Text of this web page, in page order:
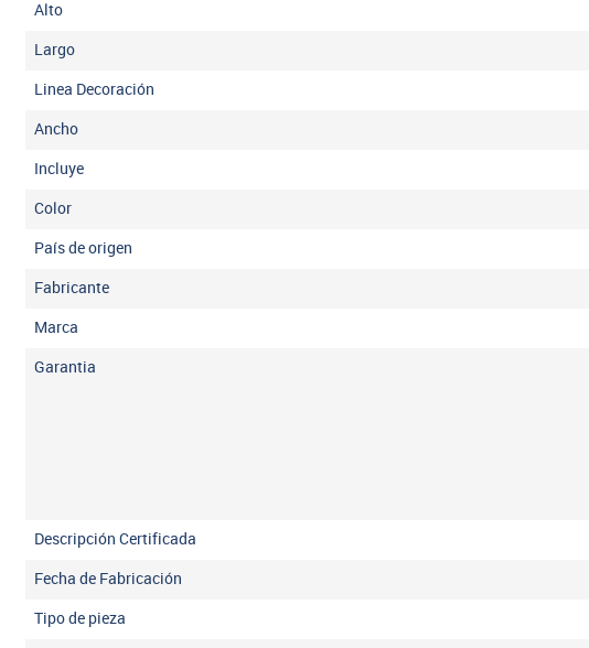
Alto
Largo
Linea Decoración
Ancho
Incluye
Color
País de origen
Fabricante
Marca
Garantia
Descripción Certificada
Fecha de Fabricación
Tipo de pieza